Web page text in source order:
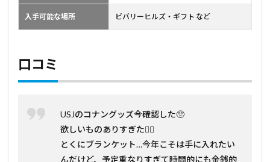
入手可能な場所 ビバリーヒルズ・ギフト など
口コミ
USJのコナングッズ今確認した🥺
欲しいものありすぎた🤦‍♀️
とくにブランケット…今年こそは手に入れたい
んだけど、予定重なりすぎて時間的にも金銭的